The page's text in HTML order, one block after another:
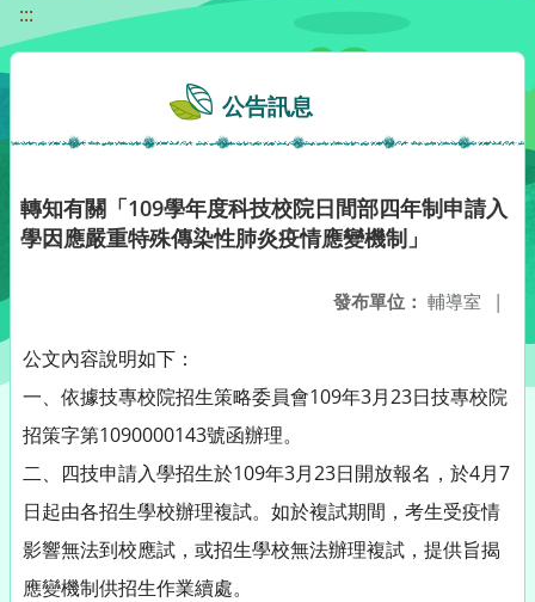
:::
公告訊息
轉知有關「109學年度科技校院日間部四年制申請入
學因應嚴重特殊傳染性肺炎疫情應變機制」
發布單位： 輔導室 |
公文內容說明如下：
一、依據技專校院招生策略委員會109年3月23日技專校院
招策字第1090000143號函辦理。
二、四技申請入學招生於109年3月23日開放報名，於4月7
日起由各招生學校辦理複試。如於複試期間，考生受疫情
影響無法到校應試，或招生學校無法辦理複試，提供旨揭
應變機制供招生作業續處。